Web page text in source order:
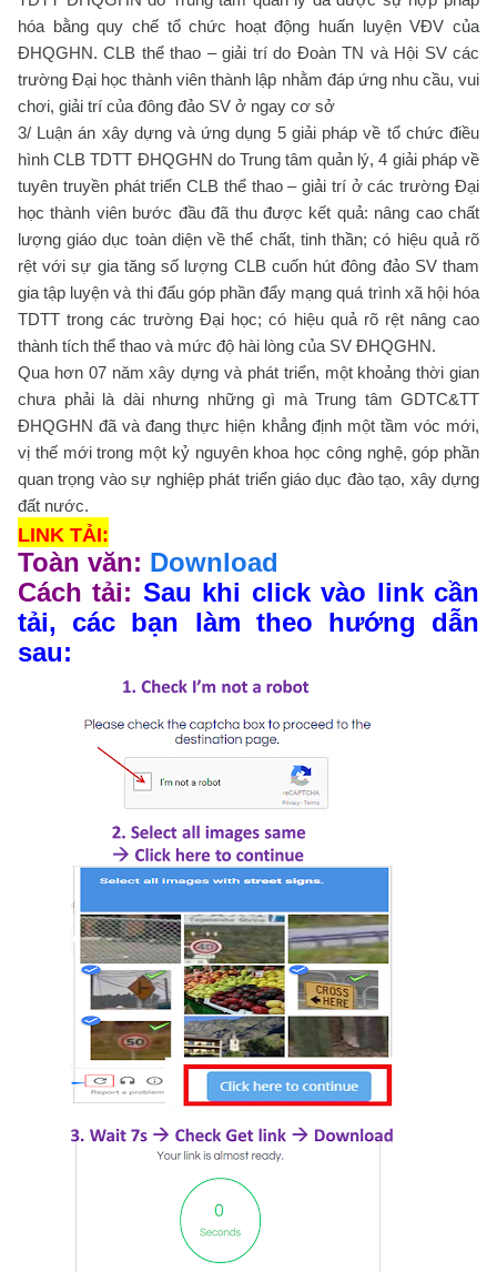
hóa bằng quy chế tổ chức hoạt động huấn luyện VĐV của
ĐHQGHN. CLB thể thao – giải trí do Đoàn TN và Hội SV các
trường Đại học thành viên thành lập nhằm đáp ứng nhu cầu, vui
chơi, giải trí của đông đảo SV ở ngay cơ sở
3/ Luận án xây dựng và ứng dụng 5 giải pháp về tổ chức điều
hình CLB TDTT ĐHQGHN do Trung tâm quản lý, 4 giải pháp về
tuyên truyền phát triển CLB thể thao – giải trí ở các trường Đại
học thành viên bước đầu đã thu được kết quả: nâng cao chất
lượng giáo dục toàn diện về thể chất, tinh thần; có hiệu quả rõ
rệt với sự gia tăng số lượng CLB cuốn hút đông đảo SV tham
gia tập luyện và thi đấu góp phần đẩy mạng quá trình xã hội hóa
TDTT trong các trường Đại học; có hiệu quả rõ rệt nâng cao
thành tích thể thao và mức độ hài lòng của SV ĐHQGHN.
Qua hơn 07 năm xây dựng và phát triển, một khoảng thời gian
chưa phải là dài nhưng những gì mà Trung tâm GDTC&TT
ĐHQGHN đã và đang thực hiện khẳng định một tầm vóc mới,
vị thế mới trong một kỷ nguyên khoa học công nghệ, góp phần
quan trọng vào sự nghiệp phát triển giáo dục đào tạo, xây dựng
đất nước.
LINK TẢI:
Toàn văn: Download
Cách tải: Sau khi click vào link cần
tải, các bạn làm theo hướng dẫn
sau: